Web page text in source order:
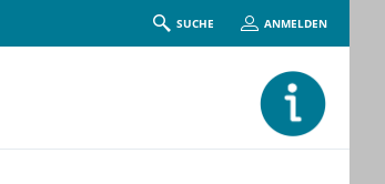
SUCHE ANMELDEN